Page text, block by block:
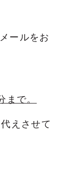
ールをお
で。
えさせて